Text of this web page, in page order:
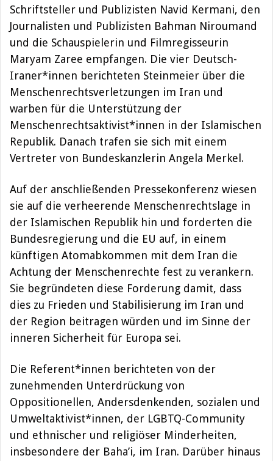
Schriftsteller und Publizisten Navid Kermani, den
Journalisten und Publizisten Bahman Niroumand
und die Schauspielerin und Filmregisseurin
Maryam Zaree empfangen. Die vier Deutsch-
Iraner*innen berichteten Steinmeier über die
Menschenrechtsverletzungen im Iran und
warben für die Unterstützung der
Menschenrechtsaktivist*innen in der Islamischen
Republik. Danach trafen sie sich mit einem
Vertreter von Bundeskanzlerin Angela Merkel.
Auf der anschließenden Pressekonferenz wiesen
sie auf die verheerende Menschenrechtslage in
der Islamischen Republik hin und forderten die
Bundesregierung und die EU auf, in einem
künftigen Atomabkommen mit dem Iran die
Achtung der Menschenrechte fest zu verankern.
Sie begründeten diese Forderung damit, dass
dies zu Frieden und Stabilisierung im Iran und
der Region beitragen würden und im Sinne der
inneren Sicherheit für Europa sei.
Die Referent*innen berichteten von der
zunehmenden Unterdrückung von
Oppositionellen, Andersdenkenden, sozialen und
Umweltaktivist*innen, der LGBTQ-Community
und ethnischer und religiöser Minderheiten,
insbesondere der Baha’i, im Iran. Darüber hinaus